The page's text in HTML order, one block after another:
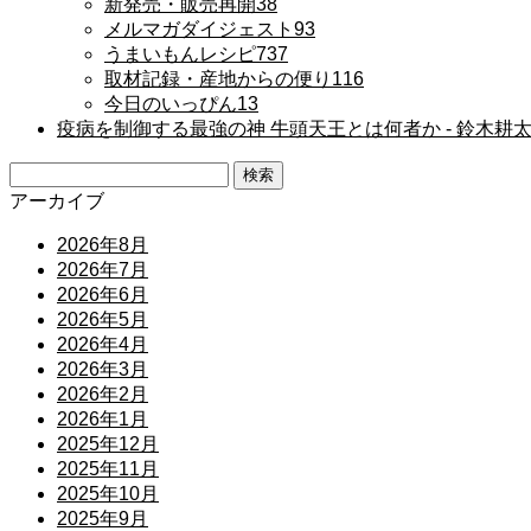
メルマガダイジェスト 93
うまいもんレシピ737
取材記録・産地からの便り 116
今日のいっぴん13
疫病を制御する最強の神 牛頭天王とは何者か ‐ 鈴木耕
索:
アーカイブ
2026年8月
2026年7月
2026年6月
2026年5月
2026年4月
2026年3月
2026年2月
2026年1月
2025年12月
2025年11月
2025年10月
2025年9月